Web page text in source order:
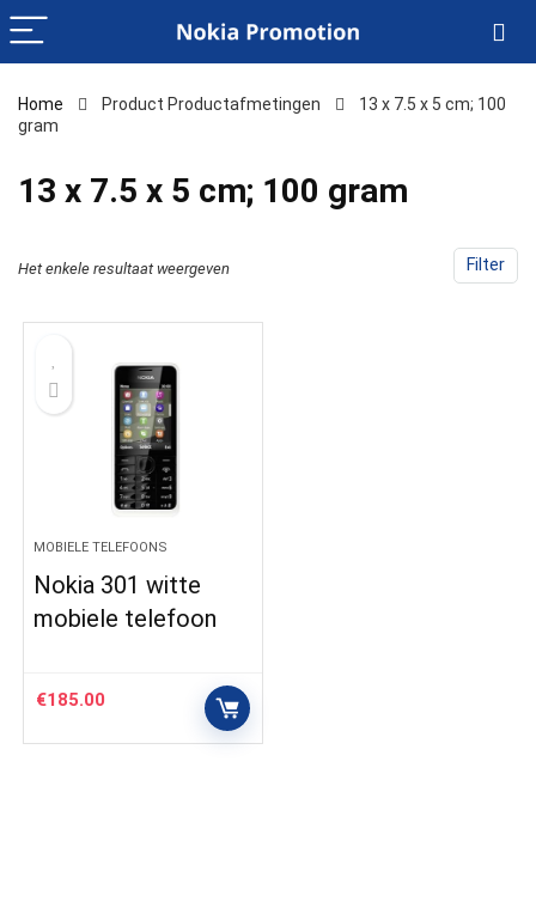
Home Product Productafmetingen
‎13 x 7.5 x 5 cm; 100
gram
‎13 x 7.5 x 5 cm; 100 gram
Filter
Het enkele resultaat weergeven
MOBIELE TELEFOONS
Nokia 301 witte
mobiele telefoon
€185.00